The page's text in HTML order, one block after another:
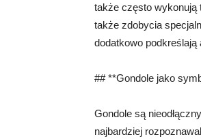
także często wykonują
także zdobycia
dodatkowo
## **Gondole jako
Gondole są
najbardziej